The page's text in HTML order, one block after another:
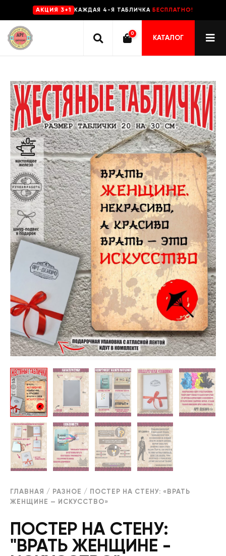
AKЦИЯ 3+1 КАЖДАЯ 4-Я ТАБЛИЧКА БЕСПЛАТНО!
0
КАТАЛОГ
ГЛАВНАЯ / РАЗНОЕ / ПОСТЕР НА СТЕНУ: «ВРАТЬ
ЖЕНЩИНЕ — ИСКУССТВО»
ПОСТЕР НА СТЕНУ:
"ВРАТЬ ЖЕНЩИНЕ -